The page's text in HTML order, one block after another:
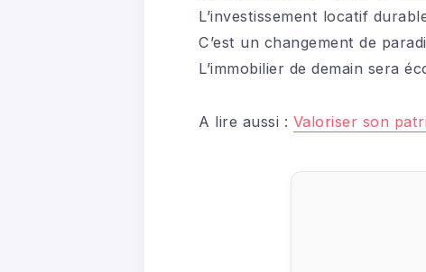
L’investissement locatif
C’est un changement de
L’immobilier de demain sera
A lire aussi : Valoriser son